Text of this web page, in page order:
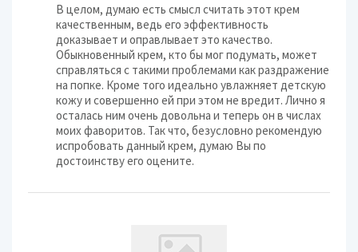
В целом, думаю есть смысл считать этот крем
качественным, ведь его эффективность
доказывает и оправлывает это качество.
Обыкновенный крем, кто бы мог подумать, может
справляться с такими проблемами как раздражение
на попке. Кроме того идеально увлажняет детскую
кожу и совершенно ей при этом не вредит. Лично я
осталась ним очень довольна и теперь он в числах
моих фаворитов. Так что, безусловно рекомендую
испробовать данный крем, думаю Вы по
достоинству его оцените.